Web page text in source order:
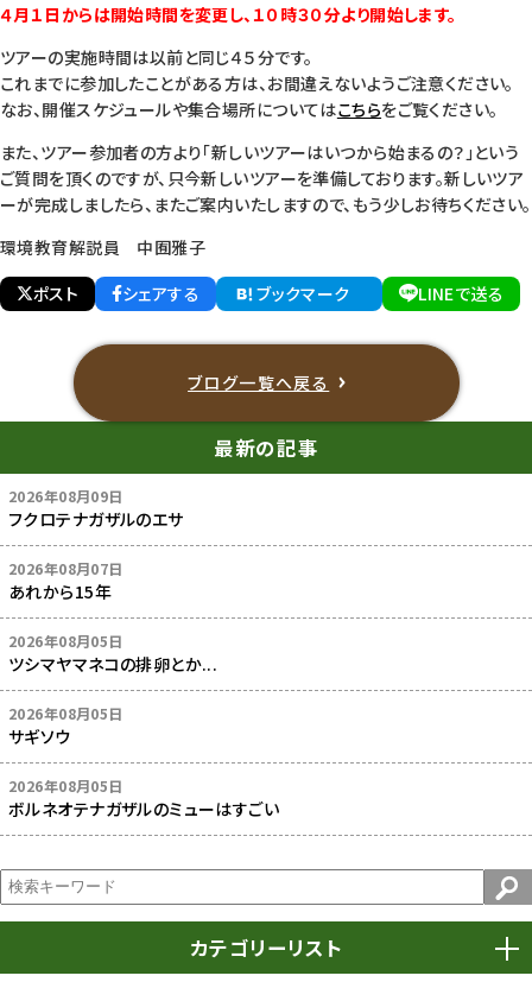
４月１日からは開始時間を変更し、１０時３０分より開始します。
ツアーの実施時間は以前と同じ４５分です。
これまでに参加したことがある方は、お間違えないようご注意ください。
なお、開催スケジュールや集合場所についてはこちらをご覧ください。
また、ツアー参加者の方より「新しいツアーはいつから始まるの？」という
ご質問を頂くのですが、只今新しいツアーを準備しております。新しいツア
ーが完成しましたら、またご案内いたしますので、もう少しお待ちください。
環境教育解説員 中囿雅子
ポスト
シェアする ブックマーク LINEで送る
ブログ一覧へ戻る
最新の記事
2026年08月09日
フクロテナガザルのエサ
2026年08月07日
あれから15年
2026年08月05日
ツシマヤマネコの排卵とか...
2026年08月05日
サギソウ
2026年08月05日
ボルネオテナガザルのミューはすごい
カテゴリーリスト